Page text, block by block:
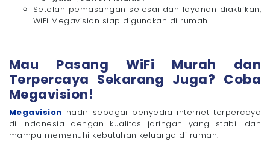
Setelah pemasangan selesai dan layanan diaktifkan,
WiFi Megavision siap digunakan di rumah.
Mau Pasang WiFi Murah dan
Terpercaya Sekarang Juga? Coba
Megavision!
Megavision hadir sebagai penyedia internet terpercaya
di Indonesia dengan kualitas jaringan yang stabil dan
mampu memenuhi kebutuhan keluarga di rumah.